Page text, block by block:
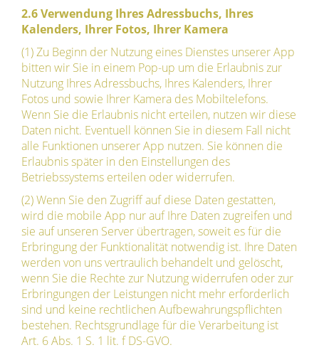
2.6 Verwendung Ihres Adressbuchs, Ihres
Kalenders, Ihrer Fotos, Ihrer Kamera
(1) Zu Beginn der Nutzung eines Dienstes unserer App
bitten wir Sie in einem Pop-up um die Erlaubnis zur
Nutzung Ihres Adressbuchs, Ihres Kalenders, Ihrer
Fotos und sowie Ihrer Kamera des Mobiltelefons.
Wenn Sie die Erlaubnis nicht erteilen, nutzen wir diese
Daten nicht. Eventuell können Sie in diesem Fall nicht
alle Funktionen unserer App nutzen. Sie können die
Erlaubnis später in den Einstellungen des
Betriebssystems erteilen oder widerrufen.
(2) Wenn Sie den Zugriff auf diese Daten gestatten,
wird die mobile App nur auf Ihre Daten zugreifen und
sie auf unseren Server übertragen, soweit es für die
Erbringung der Funktionalität notwendig ist. Ihre Daten
werden von uns vertraulich behandelt und gelöscht,
wenn Sie die Rechte zur Nutzung widerrufen oder zur
Erbringungen der Leistungen nicht mehr erforderlich
sind und keine rechtlichen Aufbewahrungspflichten
bestehen. Rechtsgrundlage für die Verarbeitung ist
Art. 6 Abs. 1 S. 1 lit. f DS-GVO.